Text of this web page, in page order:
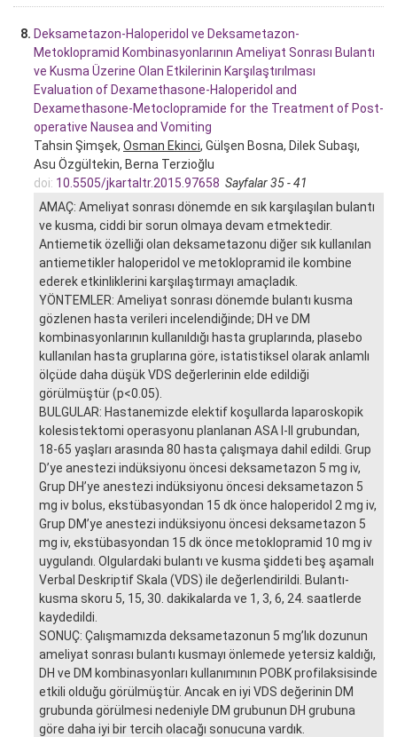
8. Deksametazon-Haloperidol ve Deksametazon-
Metoklopramid Kombinasyonlarının Ameliyat Sonrası Bulantı
ve Kusma Üzerine Olan Etkilerinin Karşılaştırılması
Evaluation of Dexamethasone-Haloperidol and
Dexamethasone-Metoclopramide for the Treatment of Post-
operative Nausea and Vomiting
Tahsin Şimşek, Osman Ekinci, Gülşen Bosna, Dilek Subaşı,
Asu Özgültekin, Berna Terzioğlu
doi: 10.5505/jkartaltr.2015.97658 Sayfalar 35 - 41
AMAÇ: Ameliyat sonrası dönemde en sık karşılaşılan bulantı
ve kusma, ciddi bir sorun olmaya devam etmektedir.
Antiemetik özelliği olan deksametazonu diğer sık kullanılan
antiemetikler haloperidol ve metoklopramid ile kombine
ederek etkinliklerini karşılaştırmayı amaçladık.
YÖNTEMLER: Ameliyat sonrası dönemde bulantı kusma
gözlenen hasta verileri incelendiğinde; DH ve DM
kombinasyonlarının kullanıldığı hasta gruplarında, plasebo
kullanılan hasta gruplarına göre, istatistiksel olarak anlamlı
ölçüde daha düşük VDS değerlerinin elde edildiği
görülmüştür (p<0.05).
BULGULAR: Hastanemizde elektif koşullarda laparoskopik
kolesistektomi operasyonu planlanan ASA I-II grubundan,
18-65 yaşları arasında 80 hasta çalışmaya dahil edildi. Grup
D’ye anestezi indüksiyonu öncesi deksametazon 5 mg iv,
Grup DH’ye anestezi indüksiyonu öncesi deksametazon 5
mg iv bolus, ekstübasyondan 15 dk önce haloperidol 2 mg iv,
Grup DM’ye anestezi indüksiyonu öncesi deksametazon 5
mg iv, ekstübasyondan 15 dk önce metoklopramid 10 mg iv
uygulandı. Olgulardaki bulantı ve kusma şiddeti beş aşamalı
Verbal Deskriptif Skala (VDS) ile değerlendirildi. Bulantı-
kusma skoru 5, 15, 30. dakikalarda ve 1, 3, 6, 24. saatlerde
kaydedildi.
SONUÇ: Çalışmamızda deksametazonun 5 mg’lık dozunun
ameliyat sonrası bulantı kusmayı önlemede yetersiz kaldığı,
DH ve DM kombinasyonları kullanımının POBK profilaksisinde
etkili olduğu görülmüştür. Ancak en iyi VDS değerinin DM
grubunda görülmesi nedeniyle DM grubunun DH grubuna
göre daha iyi bir tercih olacağı sonucuna vardık.